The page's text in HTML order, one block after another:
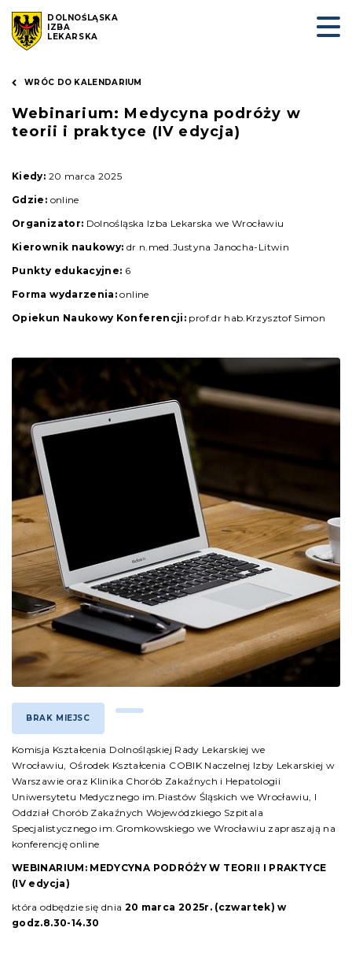
DOLNOŚLĄSKA
IZBA
LEKARSKA
WRÓC DO KALENDARIUM
Webinarium: Medycyna podróży w
teorii i praktyce (IV edycja)
Kiedy: 20 marca 2025
Gdzie: online
Organizator: Dolnośląska Izba Lekarska we Wrocławiu
Kierownik naukowy: dr n.med.Justyna Janocha-Litwin
Punkty edukacyjne: 6
Forma wydarzenia: online
Opiekun Naukowy Konferencji: prof.dr hab.Krzysztof Simon
BRAK MIEJSC
Komisja Kształcenia Dolnośląskiej Rady Lekarskiej we
Wrocławiu, Ośrodek Kształcenia COBIK Naczelnej Izby Lekarskiej w
Warszawie oraz Klinika Chorób Zakaźnych i Hepatologii
Uniwersytetu Medycznego im.Piastów Śląskich we Wrocławiu, I
Oddział Chorób Zakaźnych Wojewódzkiego Szpitala
Specjalistycznego im.Gromkowskiego we Wrocławiu zapraszają na
konferencję online
WEBINARIUM: MEDYCYNA PODRÓŻY W TEORII I PRAKTYCE
(IV edycja)
która odbędzie się dnia 20 marca 2025r. (czwartek) w
godz.8.30-14.30